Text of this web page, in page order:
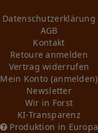
Daten­schutz­erklärung
AGB
Kontakt
Retoure anmelden
Vertrag widerrufen
Mein Konto (anmelden)
Newsletter
Wir in Forst
KI-Transparenz
Produktion in Europa